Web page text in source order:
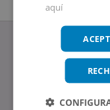
Avenida de
aquí